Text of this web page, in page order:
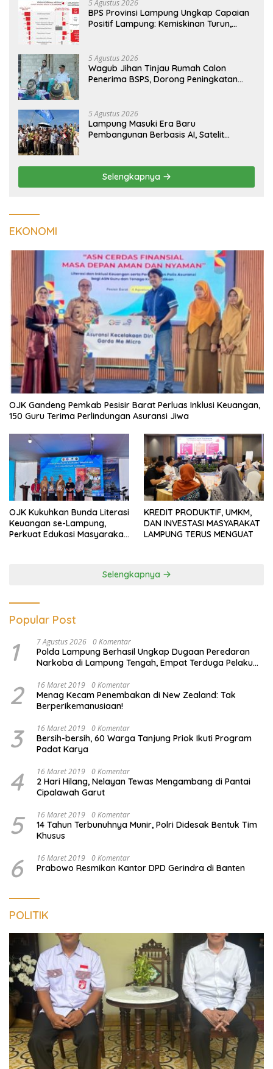
5 Agustus 2026
BPS Provinsi Lampung Ungkap Capaian
Positif Lampung: Kemiskinan Turun,
5 Agustus 2026
Wagub Jihan Tinjau Rumah Calon
Penerima BSPS, Dorong Peningkatan
5 Agustus 2026
Lampung Masuki Era Baru
Pembangunan Berbasis AI, Satelit
Selengkapnya
EKONOMI
OJK Gandeng Pemkab Pesisir Barat Perluas Inklusi Keuangan,
150 Guru Terima Perlindungan Asuransi Jiwa
OJK Kukuhkan Bunda Literasi
Keuangan se-Lampung,
Perkuat Edukasi Masyarakat
KREDIT PRODUKTIF, UMKM,
DAN INVESTASI MASYARAKAT
LAMPUNG TERUS MENGUAT
Selengkapnya
Popular Post
1 7 Agustus 2026 0 Komentar
Polda Lampung Berhasil Ungkap Dugaan Peredaran
Narkoba di Lampung Tengah, Empat Terduga Pelaku
2 16 Maret 2019 0 Komentar
Menag Kecam Penembakan di New Zealand: Tak
Berperikemanusiaan!
3 16 Maret 2019 0 Komentar
Bersih-bersih, 60 Warga Tanjung Priok Ikuti Program
Padat Karya
4 16 Maret 2019 0 Komentar
2 Hari Hilang, Nelayan Tewas Mengambang di Pantai
Cipalawah Garut
5 16 Maret 2019 0 Komentar
14 Tahun Terbunuhnya Munir, Polri Didesak Bentuk Tim
Khusus
6 16 Maret 2019 0 Komentar
Prabowo Resmikan Kantor DPD Gerindra di Banten
POLITIK